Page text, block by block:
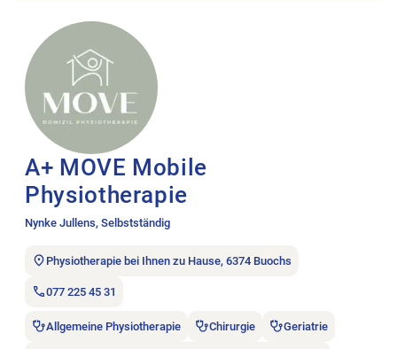
A+ MOVE Mobile
Physiotherapie
Nynke Jullens, Selbstständig
Physiotherapie bei Ihnen zu Hause, 6374 Buochs
077 225 45 31
Allgemeine Physiotherapie Chirurgie Geriatrie